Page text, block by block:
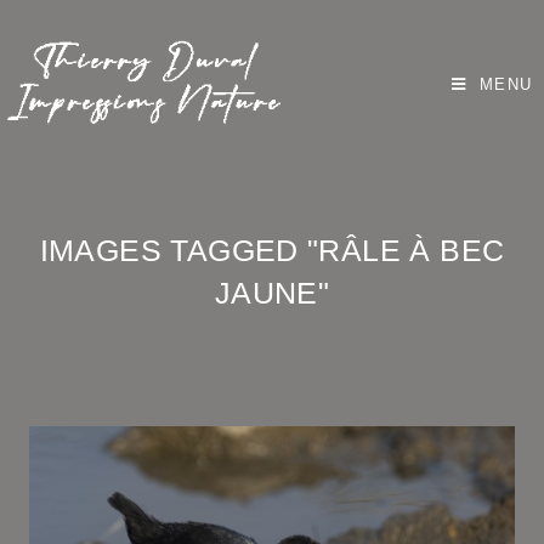
MENU
IMAGES TAGGED "RÂLE À BEC
JAUNE"